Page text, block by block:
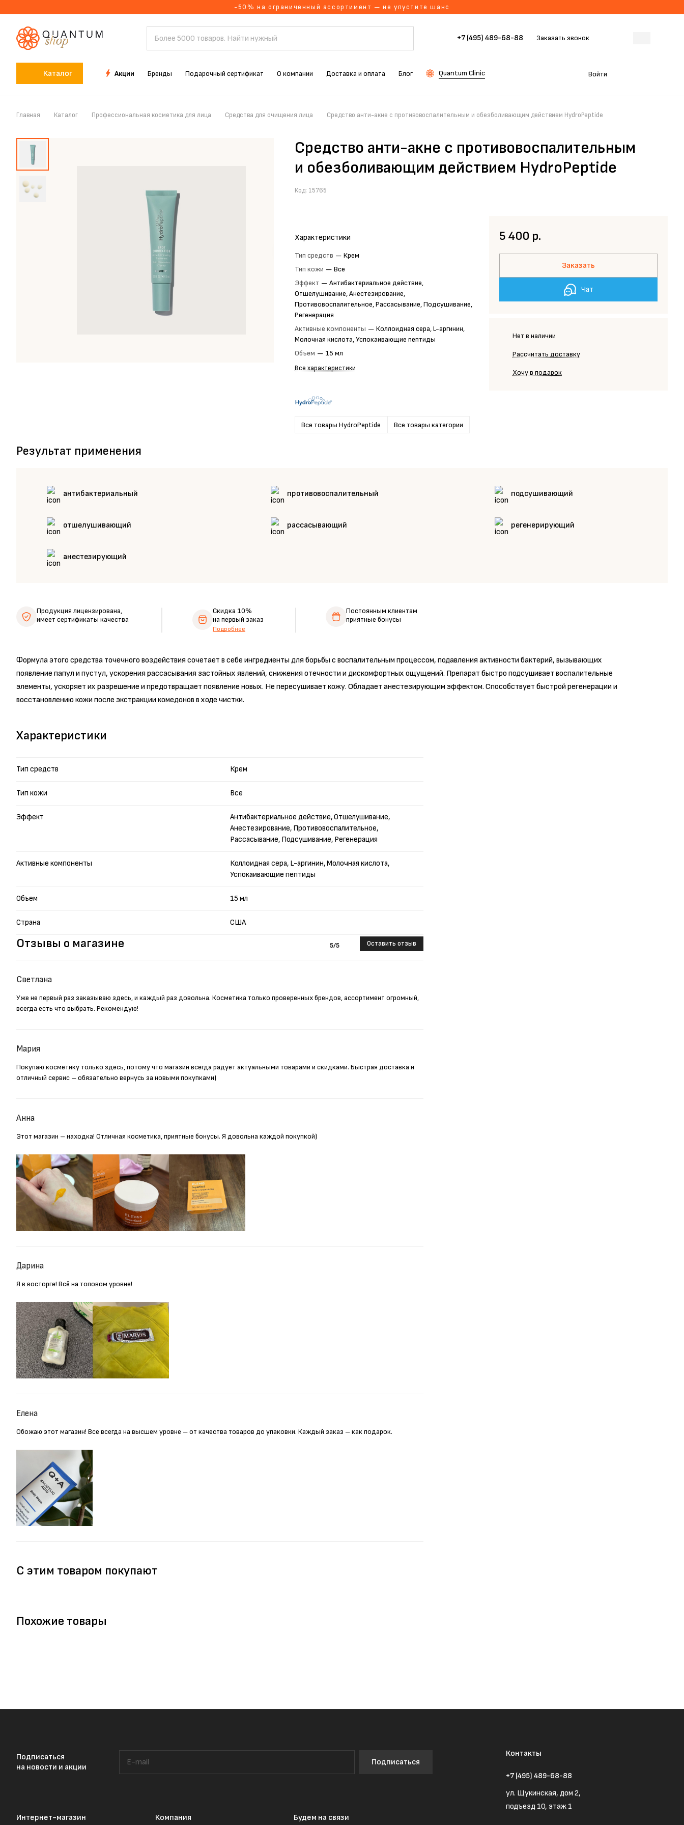
-50% на ограниченный ассортимент — не упустите шанс
+7 (495) 489-68-88 Заказать звонок
Каталог Акции Бренды Подарочный сертификат О компании Доставка и оплата Блог Quantum Clinic Войти
Главная Каталог Профессиональная косметика для лица Средства для очищения лица Средство анти-акне с противовоспалительным и обезболивающим действием HydroPeptide
Средство анти-акне с противовоспалительным
и обезболивающим действием HydroPeptide
Код: 15765
Характеристики
Тип средств — Крем
Тип кожи — Все
Эффект — Антибактериальное действие,
Отшелушивание, Анестезирование,
Противовоспалительное, Рассасывание, Подсушивание,
Регенерация
Активные компоненты — Коллоидная сера, L-аргинин,
Молочная кислота, Успокаивающие пептиды
Объем — 15 мл
Все характеристики
Все товары HydroPeptide Все товары категории
5 400 р.
Заказать
Чат
Нет в наличии
Рассчитать доставку
Хочу в подарок
Результат применения
антибактериальный противовоспалительный подсушивающий
отшелушивающий рассасывающий регенерирующий
анестезирующий
Формула этого средства точечного воздействия сочетает в себе ингредиенты для борьбы с воспалительным процессом, подавления активности бактерий, вызывающих
появление папул и пустул, ускорения рассасывания застойных явлений, снижения отечности и дискомфортных ощущений. Препарат быстро подсушивает воспалительные
элементы, ускоряет их разрешение и предотвращает появление новых. Не пересушивает кожу. Обладает анестезирующим эффектом. Способствует быстрой регенерации и
восстановлению кожи после экстракции комедонов в ходе чистки.
Отзывы о магазине 5/5 Оставить отзыв
Светлана
Уже не первый раз заказываю здесь, и каждый раз довольна. Косметика только проверенных брендов, ассортимент огромный,
всегда есть что выбрать. Рекомендую!
Мария
Покупаю косметику только здесь, потому что магазин всегда радует актуальными товарами и скидками. Быстрая доставка и
отличный сервис – обязательно вернусь за новыми покупками)
Анна
Этот магазин – находка! Отличная косметика, приятные бонусы. Я довольна каждой покупкой)
Дарина
Я в восторге! Всё на топовом уровне!
Елена
Обожаю этот магазин! Все всегда на высшем уровне – от качества товаров до упаковки. Каждый заказ – как подарок.
Характеристики
Тип средств Крем
Тип кожи Все
Эффект
Антибактериальное действие, Отшелушивание,
Анестезирование, Противовоспалительное,
Рассасывание, Подсушивание, Регенерация
Активные компоненты
Коллоидная сера, L-аргинин, Молочная кислота,
Успокаивающие пептиды
Объем 15 мл
Страна США
Продукция лицензирована,
имеет сертификаты качества
Скидка 10%
на первый заказ
Подробнее
Постоянным клиентам
приятные бонусы
С этим товаром покупают
Похожие товары
Подписаться
на новости и акции
Подписаться
Интернет-магазин Компания Будем на связи
Контакты
+7 (495) 489-68-88
ул. Щукинская, дом 2,
подъезд 10, этаж 1